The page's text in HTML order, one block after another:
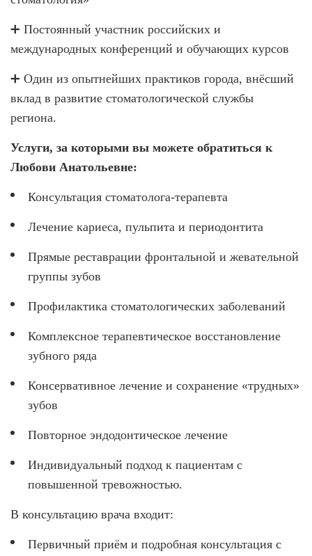
О КЛИНИКЕ
ТОВАРЫ
ОТЗЫВЫ
СТАТЬИ
ВАКАНСИИ
АКЦИИ
ФОТОГАЛЕРЕЯ
➕ Постоянный участник российских и
международных конференций и обучающих курсов
➕ Один из опытнейших практиков города, внёсший
вклад в развитие стоматологической службы
региона.
Услуги, за которыми вы можете обратиться к
Любови Анатольевне:
Консультация стоматолога-терапевта
Лечение кариеса, пульпита и периодонтита
Прямые реставрации фронтальной и жевательной
группы зубов
Профилактика стоматологических заболеваний
Комплексное терапевтическое восстановление
зубного ряда
Консервативное лечение и сохранение «трудных»
зубов
Повторное эндодонтическое лечение
Индивидуальный подход к пациентам с
повышенной тревожностью.
В консультацию врача входит:
Первичный приём и подробная консультация с